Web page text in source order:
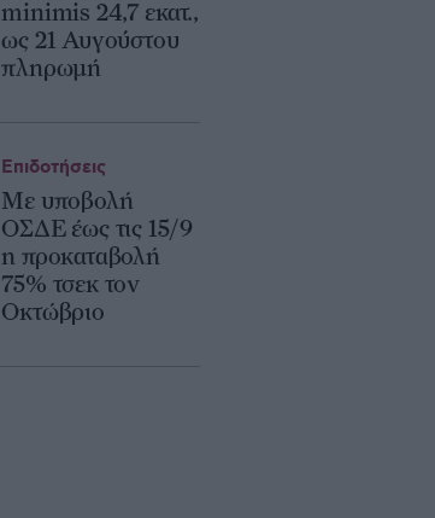
minimis 24,7 εκατ.,
ως 21 Αυγούστου
πληρωμή
Με υποβολή
ΟΣΔΕ έως τις 15/9
η προκαταβολή
75% τσεκ τον
Οκτώβριο
Επιδοτήσεις